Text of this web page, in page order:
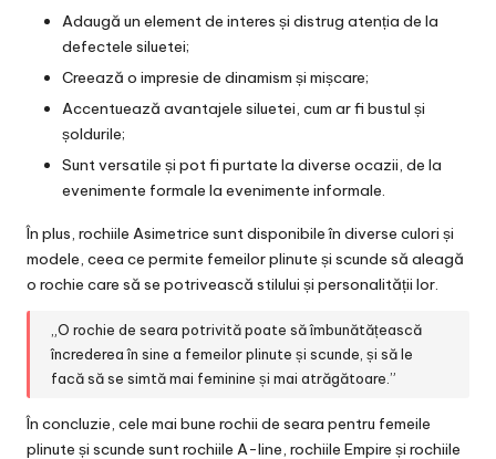
Adaugă un element de interes și distrug atenția de la
defectele siluetei;
Creează o impresie de dinamism și mișcare;
Accentuează avantajele siluetei, cum ar fi bustul și
șoldurile;
Sunt versatile și pot fi purtate la diverse ocazii, de la
evenimente formale la evenimente informale.
În plus, rochiile Asimetrice sunt disponibile în diverse culori și
modele, ceea ce permite femeilor plinute și scunde să aleagă
o rochie care să se potrivească stilului și personalității lor.
„O rochie de seara potrivită poate să îmbunătățească
încrederea în sine a femeilor plinute și scunde, și să le
facă să se simtă mai feminine și mai atrăgătoare.”
În concluzie, cele mai bune rochii de seara pentru femeile
plinute și scunde sunt rochiile A-line, rochiile Empire și rochiile